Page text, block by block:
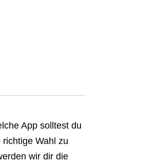
App solltest du
Wahl zu
wir dir die